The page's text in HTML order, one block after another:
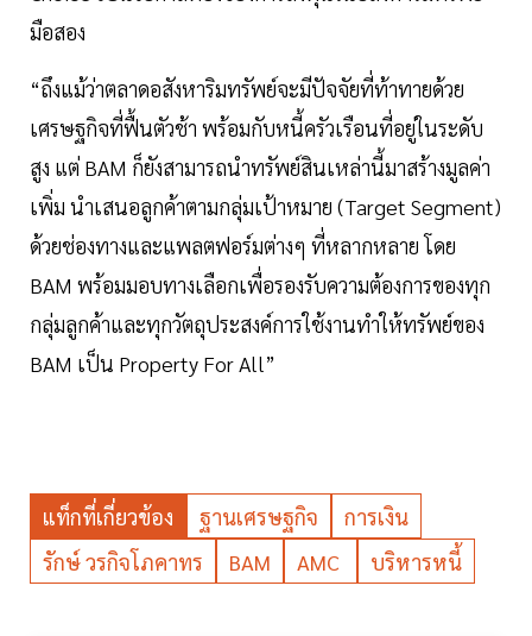
มือสอง
“ถึงแม้ว่าตลาดอสังหาริมทรัพย์จะมีปัจจัยที่ท้าทายด้วย
เศรษฐกิจที่ฟื้นตัวช้า พร้อมกับหนี้ครัวเรือนที่อยู่ในระดับ
สูง แต่ BAM ก็ยังสามารถนำทรัพย์สินเหล่านี้มาสร้างมูลค่า
เพิ่ม นำเสนอลูกค้าตามกลุ่มเป้าหมาย (Target Segment)
ด้วยช่องทางและแพลตฟอร์มต่างๆ ที่หลากหลาย โดย
BAM พร้อมมอบทางเลือกเพื่อรองรับความต้องการของทุก
กลุ่มลูกค้าและทุกวัตถุประสงค์การใช้งานทำให้ทรัพย์ของ
BAM เป็น Property For All”
แท็กที่เกี่ยวข้อง ฐานเศรษฐกิจ
การเงิน
รักษ์ วรกิจโภคาทร
BAM AMC บริหารหนี้